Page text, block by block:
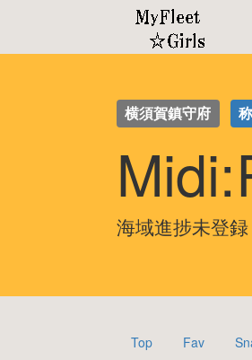
横須賀鎮守府
海域進捗未登録
Top Fav